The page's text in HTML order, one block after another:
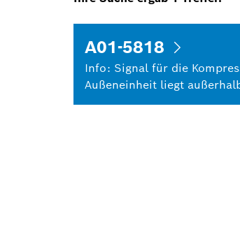
A01-5818
Info: Signal für die
Außeneinheit liegt